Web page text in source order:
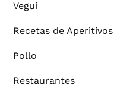
Vegui
Recetas de Aperitivos
Pollo
Restaurantes